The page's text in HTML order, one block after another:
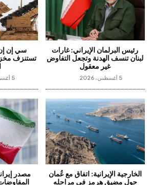
رئيس البرلمان الإيراني: غارات
لبنان تنسف الهدنة وتجعل التفاوض
غير معقول
5 أغسطس، 2026
سي إن
تستنزف
5 أغسطس، 2026
الخارجية الإيرانية: اتفاق مع عُمان
حول مضيق هرمز في مراحله
مصدر